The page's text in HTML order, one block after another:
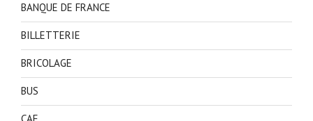
BANQUE DE FRANCE
BILLETTERIE
BRICOLAGE
BUS